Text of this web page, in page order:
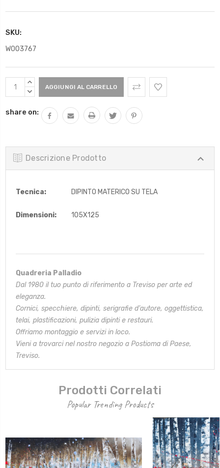
SKU:
W003767
Scorta
Attuale:
AUMENTARE
QUANTITÀ:
DIMINUIRE
share on:
Descrizione Prodotto
Tecnica: DIPINTO MATERICO SU TELA
Dimensioni: 105X125
Quadreria Palladio
Dal 1980 il tuo punto di riferimento a Treviso per arte ed
eleganza.
Cornici, specchiere, dipinti, serigrafie d’autore, oggettistica,
telai, plastificazioni, pulizia dipinti e restauri.
Offriamo montaggio e servizi in loco.
Vieni a trovarci nel nostro negozio a Postioma di Paese,
Treviso.
Prodotti Correlati
Popular Trending Products